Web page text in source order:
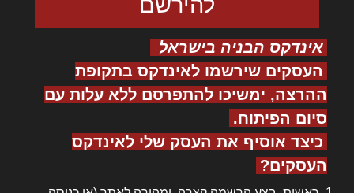
אינדקס הבניה בישראל
העסקים שירשמו לאינדקס בתקופת
ההרצה, ימשיכו להתפרסם ללא עלות עם
סיום הפיתוח.
כיצד אוסיף את העסק שלי לאינדקס
העסקים?